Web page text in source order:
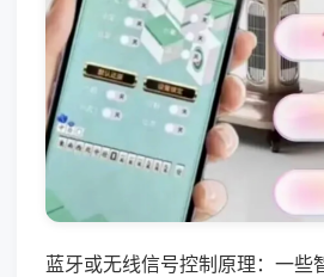
蓝牙或无线信号控制原理：一些